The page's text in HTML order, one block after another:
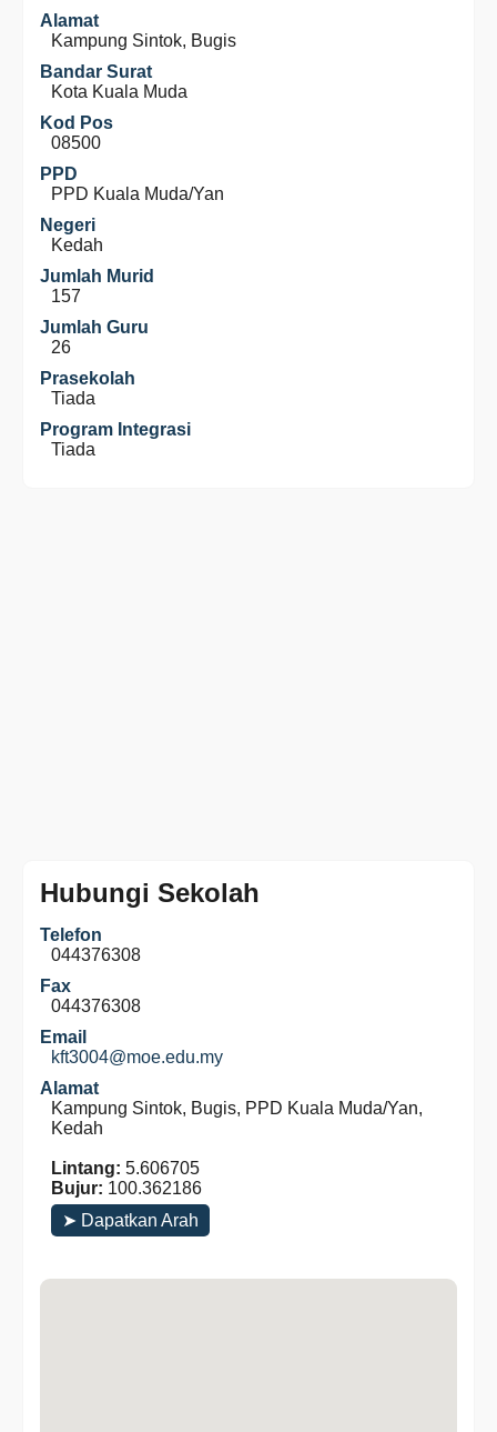
Alamat
Kampung Sintok, Bugis
Bandar Surat
Kota Kuala Muda
Kod Pos
08500
PPD
PPD Kuala Muda/Yan
Negeri
Kedah
Jumlah Murid
157
Jumlah Guru
26
Prasekolah
Tiada
Program Integrasi
Tiada
Hubungi Sekolah
Telefon
044376308
Fax
044376308
Email
kft3004@moe.edu.my
Alamat
Kampung Sintok, Bugis, PPD Kuala Muda/Yan,
Kedah
Lintang: 5.606705
Bujur: 100.362186
➤ Dapatkan Arah